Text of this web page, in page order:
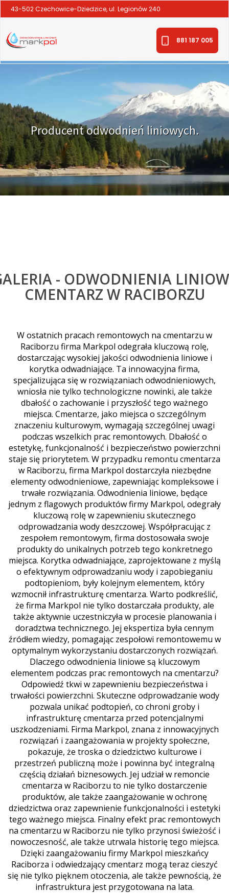
43-502 Czechowice-Dziedzice, ul. Legionów 240
881 187 005
Producent odwodnień liniowych.
- ODWODNIENIA
CMENTARZ W RACIBORZU
W ostatnich pracach remontowych na cmentarzu w
Raciborzu firma Markpol odegrała kluczową rolę,
dostarczając wysokiej jakości odwodnienia liniowe i
korytka odwadniające. Ta innowacyjna firma,
specjalizująca się w rozwiązaniach odwodnieniowych,
wniosła nie tylko technologiczne nowinki, ale także
dbałość o zachowanie i przyszłość tego ważnego
miejsca. Cmentarze, jako miejsca o szczególnym
znaczeniu kulturowym, wymagają szczególnej uwagi
podczas wszelkich prac remontowych. Dbałość o
estetykę, funkcjonalność i bezpieczeństwo powierzchni
staje się priorytetem. W przypadku remontu cmentarza
w Raciborzu, firma Markpol dostarczyła niezbędne
elementy odwodnieniowe, zapewniając kompleksowe i
trwałe rozwiązania. Odwodnienia liniowe, będące
jednym z flagowych produktów firmy Markpol, odegrały
kluczową rolę w zapewnieniu skutecznego
odprowadzania wody deszczowej. Współpracując z
zespołem remontowym, firma dostosowała swoje
produkty do unikalnych potrzeb tego konkretnego
miejsca. Korytka odwadniające, zaprojektowane z myślą
o efektywnym odprowadzaniu wody i zapobieganiu
podtopieniom, były kolejnym elementem, który
wzmocnił infrastrukturę cmentarza. Warto podkreślić,
że firma Markpol nie tylko dostarczała produkty, ale
także aktywnie uczestniczyła w procesie planowania i
doradztwa technicznego. Jej ekspertiza była cennym
źródłem wiedzy, pomagając zespołowi remontowemu w
optymalnym wykorzystaniu dostarczonych rozwiązań.
Dlaczego odwodnienia liniowe są kluczowym
elementem podczas prac remontowych na cmentarzu?
Odpowiedź tkwi w zapewnieniu bezpieczeństwa i
trwałości powierzchni. Skuteczne odprowadzanie wody
pozwala unikać podtopień, co chroni groby i
infrastrukturę cmentarza przed potencjalnymi
uszkodzeniami. Firma Markpol, znana z innowacyjnych
rozwiązań i zaangażowania w projekty społeczne,
pokazuje, że troska o dziedzictwo kulturowe i
przestrzeń publiczną może i powinna być integralną
częścią działań biznesowych. Jej udział w remoncie
cmentarza w Raciborzu to nie tylko dostarczenie
produktów, ale także zaangażowanie w ochronę
dziedzictwa oraz zapewnienie funkcjonalności i estetyki
tego ważnego miejsca. Finalny efekt prac remontowych
na cmentarzu w Raciborzu nie tylko przynosi świeżość i
nowoczesność, ale także utrwala historię tego miejsca.
Dzięki zaangażowaniu firmy Markpol mieszkańcy
Raciborza i odwiedzający cmentarz mogą teraz cieszyć
się nie tylko pięknem otoczenia, ale także pewnością, że
infrastruktura jest przygotowana na lata.